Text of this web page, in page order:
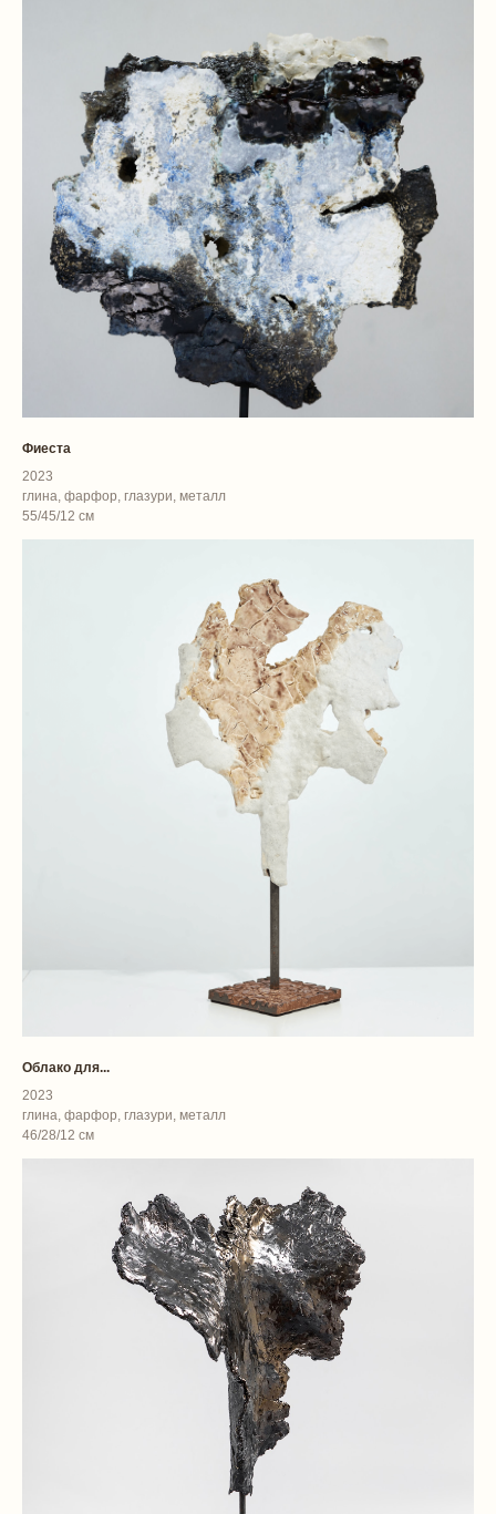
Фиеста
2023
глина, фарфор, глазури, металл
55/45/12 см
Облако для...
2023
глина, фарфор, глазури, металл
46/28/12 см